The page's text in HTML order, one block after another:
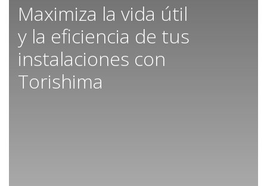
Maximiza la vida útil
y la eficiencia de tus
instalaciones con
Torishima